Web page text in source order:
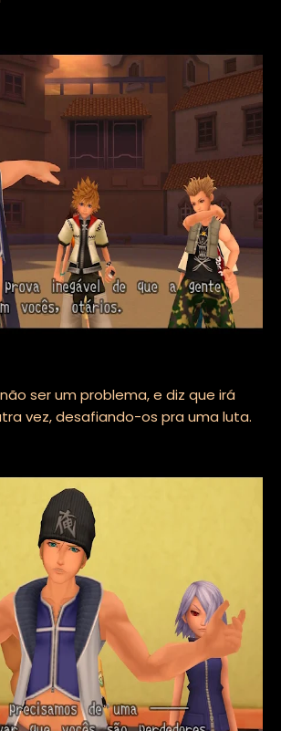
ser um problema, e diz que irá
vez, desafiando-os pra uma luta.